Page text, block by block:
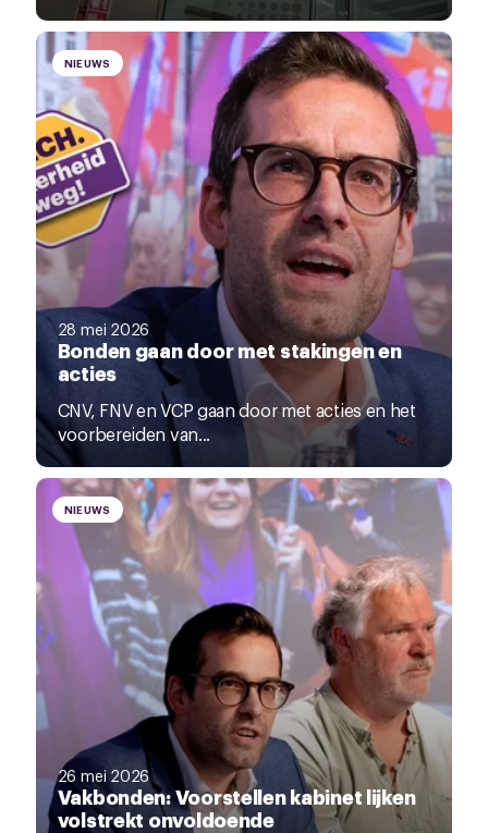
NIEUWS
28 mei 2026
Bonden gaan door met stakingen en
acties
CNV, FNV en VCP gaan door met acties en het
voorbereiden van...
NIEUWS
26 mei 2026
Vakbonden: Voorstellen kabinet lijken
volstrekt onvoldoende